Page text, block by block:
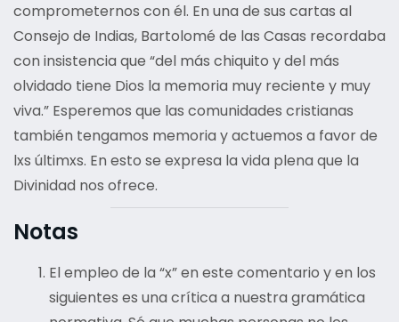
comprometernos con él. En una de sus cartas al
Consejo de Indias, Bartolomé de las Casas recordaba
con insistencia que “del más chiquito y del más
olvidado tiene Dios la memoria muy reciente y muy
viva.” Esperemos que las comunidades cristianas
también tengamos memoria y actuemos a favor de
lxs últimxs. En esto se expresa la vida plena que la
Divinidad nos ofrece.
Notas
El empleo de la “x” en este comentario y en los
siguientes es una crítica a nuestra gramática